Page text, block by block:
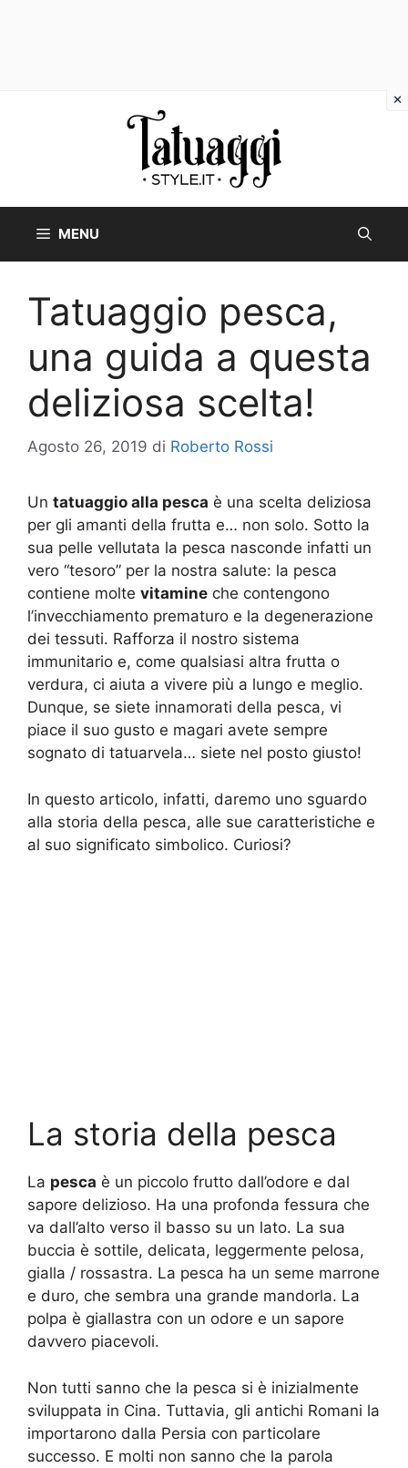
MENU
Tatuaggio pesca,
una guida a questa
deliziosa scelta!
Agosto 26, 2019 di Roberto Rossi
Un tatuaggio alla pesca è una scelta deliziosa
per gli amanti della frutta e… non solo. Sotto la
sua pelle vellutata la pesca nasconde infatti un
vero “tesoro” per la nostra salute: la pesca
contiene molte vitamine che contengono
l’invecchiamento prematuro e la degenerazione
dei tessuti. Rafforza il nostro sistema
immunitario e, come qualsiasi altra frutta o
verdura, ci aiuta a vivere più a lungo e meglio.
Dunque, se siete innamorati della pesca, vi
piace il suo gusto e magari avete sempre
sognato di tatuarvela… siete nel posto giusto!
In questo articolo, infatti, daremo uno sguardo
alla storia della pesca, alle sue caratteristiche e
al suo significato simbolico. Curiosi?
La storia della pesca
La pesca è un piccolo frutto dall’odore e dal
sapore delizioso. Ha una profonda fessura che
va dall’alto verso il basso su un lato. La sua
buccia è sottile, delicata, leggermente pelosa,
gialla / rossastra. La pesca ha un seme marrone
e duro, che sembra una grande mandorla. La
polpa è giallastra con un odore e un sapore
davvero piacevoli.
Non tutti sanno che la pesca si è inizialmente
sviluppata in Cina. Tuttavia, gli antichi Romani la
importarono dalla Persia con particolare
successo. E molti non sanno che la parola